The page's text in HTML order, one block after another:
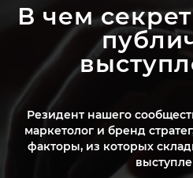
В чем
Резидент нашего
маркетолог и бренд
факторы, из которых